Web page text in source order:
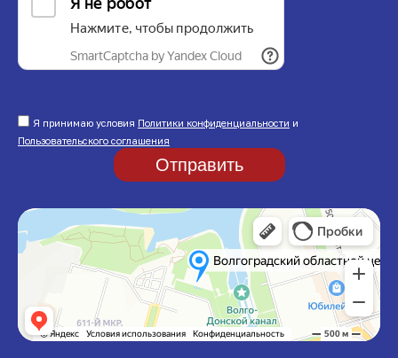
Я принимаю условия Политики конфиденциальности и
Пользовательского соглашения
Отправить